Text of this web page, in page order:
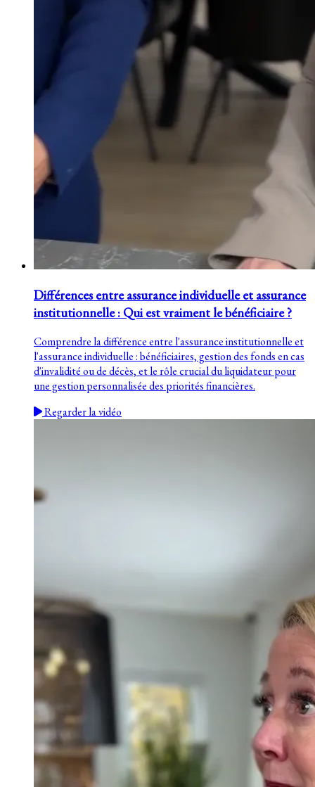
Différences entre assurance individuelle et assurance
institutionnelle : Qui est vraiment le bénéficiaire ?
Comprendre la différence entre l'assurance institutionnelle et
l'assurance individuelle : bénéficiaires, gestion des fonds en cas
d'invalidité ou de décès, et le rôle crucial du liquidateur pour
une gestion personnalisée des priorités financières.
Regarder la vidéo